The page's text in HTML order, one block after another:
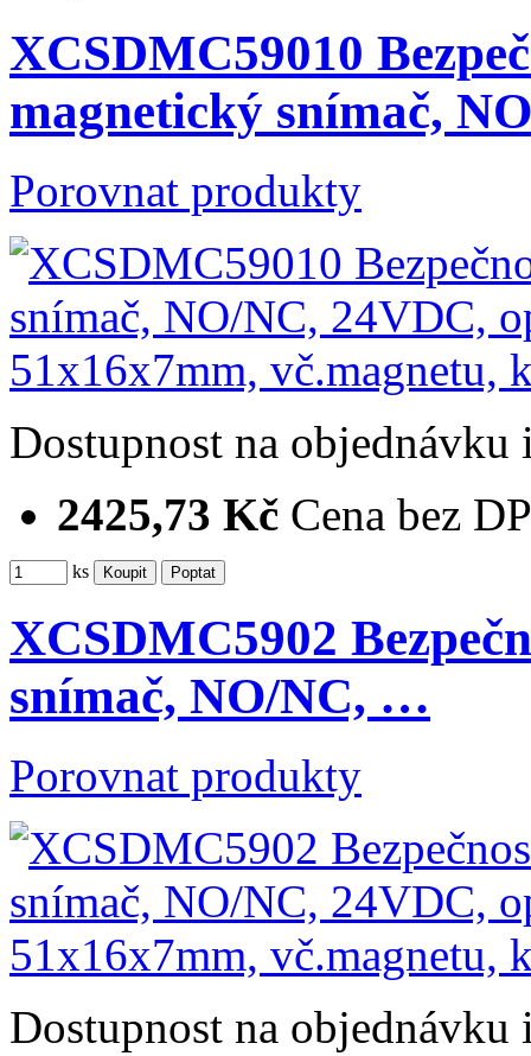
XCSDMC59010
magnetický snímač,
Porovnat produkty
Dostupnost na objednávku
2425,73 Kč Cena bez
ks
XCSDMC5902
snímač, NO/NC, …
Porovnat produkty
Dostupnost na objednávku